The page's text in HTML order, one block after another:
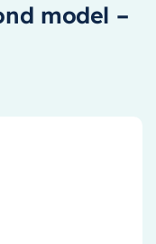
model –